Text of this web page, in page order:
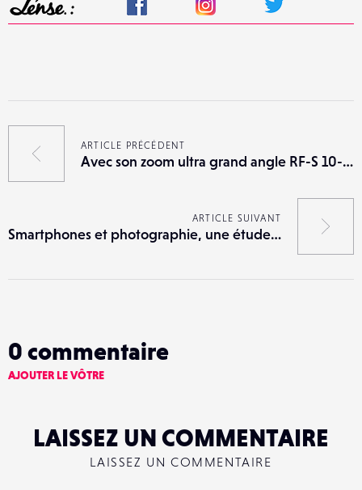
ARTICLE PRÉCÉDENT
Avec son zoom ultra grand angle RF-S 10-18 mm f/4,5-6,3 IS STM, Canon n’oublie pas l’APS-C
ARTICLE SUIVANT
Smartphones et photographie, une étude fait un point sur nos habitudes
0 commentaire
AJOUTER LE VÔTRE
LAISSEZ UN COMMENTAIRE
LAISSEZ UN COMMENTAIRE